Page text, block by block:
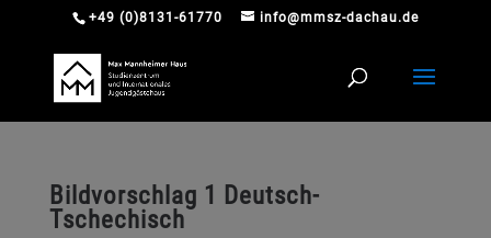
+49 (0)8131-61770 info@mmsz-dachau.de
Bildvorschlag 1 Deutsch-
Tschechisch